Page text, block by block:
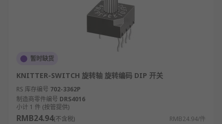
暂时缺货
KNITTER-SWITCH 旋转轴 旋转编码 DIP 开关
RS 库存编号 702-3362P
制造商零件编号 DRS4016
小计 1 件 (按管提供)
RMB24.94(不含税) RMB24.94/件